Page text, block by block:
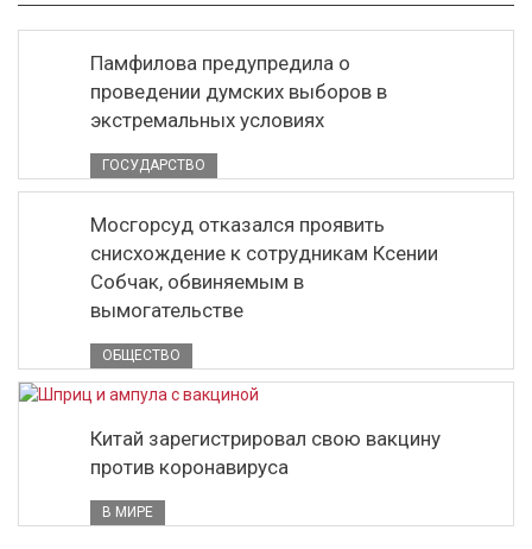
Памфилова предупредила о
проведении думских выборов в
экстремальных условиях
ГОСУДАРСТВО
Мосгорсуд отказался проявить
снисхождение к сотрудникам Ксении
Собчак, обвиняемым в
вымогательстве
ОБЩЕСТВО
Китай зарегистрировал свою вакцину
против коронавируса
В МИРЕ